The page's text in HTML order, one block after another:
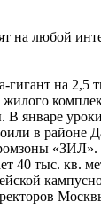
на любой
гигант на 2,5
жилого
январе уроки
в районе
«ЗИЛ».
40 тыс. кв.